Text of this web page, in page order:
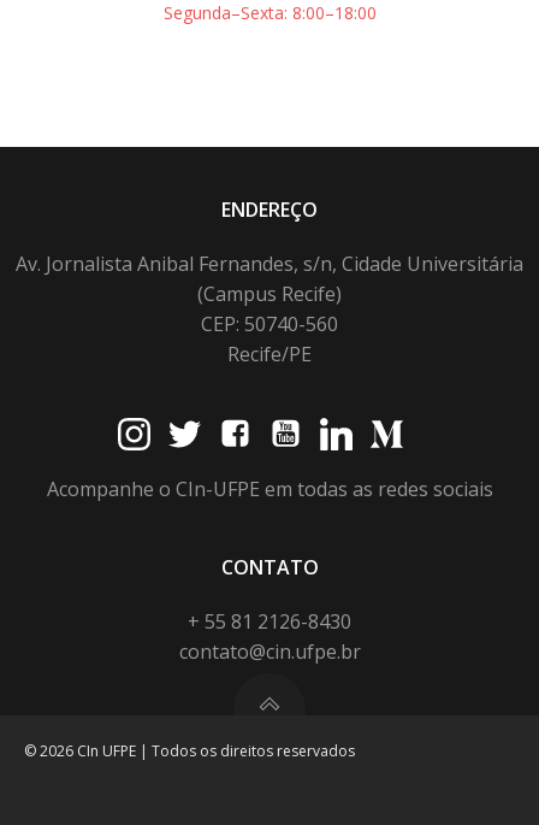
Segunda–Sexta: 8:00–18:00
ENDEREÇO
Av. Jornalista Anibal Fernandes, s/n, Cidade Universitária
(Campus Recife)
CEP: 50740-560
Recife/PE
Acompanhe o CIn-UFPE em todas as redes sociais
CONTATO
+ 55 81 2126-8430
contato@cin.ufpe.br
© 2026 CIn UFPE | Todos os direitos reservados